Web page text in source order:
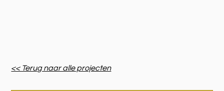
<< Terug naar alle projecten